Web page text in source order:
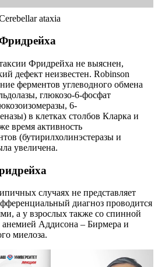
ataxia
Фридрейха не выяснен,
дефект неизвестен. Robinson
ферментов углеводного обмена
глюкозо-6-фосфат
6-
в клетках столбов Кларка и
время активность
(бутирилхолинэстеразы и
увеличена.
случаях не представляет
диагноз проводится
а у взрослых также со спинной
анемией Аддисона – Бирмера и
миелоза.